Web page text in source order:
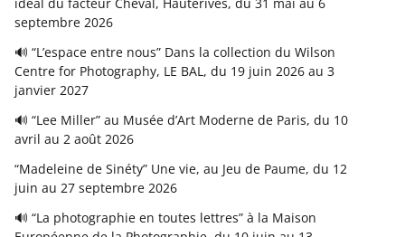
septembre 2026
🔊 “L’espace entre nous” Dans la collection du Wilson
Centre for Photography, LE BAL, du 19 juin 2026 au 3
janvier 2027
🔊 “Lee Miller” au Musée d’Art Moderne de Paris, du 10
avril au 2 août 2026
“Madeleine de Sinéty” Une vie, au Jeu de Paume, du 12
juin au 27 septembre 2026
🔊 “La photographie en toutes lettres” à la Maison